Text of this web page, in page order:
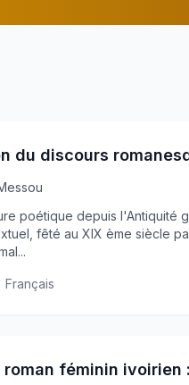
du discours
poétique depuis l'Antiquité
fêté au XIX ème siècle
Français
roman féminin